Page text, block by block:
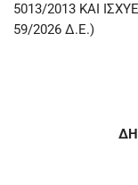
5013/2013 ΚΑΙ
59/2026 Δ.Ε.)